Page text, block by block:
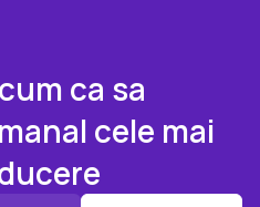
ca sa
cele mai